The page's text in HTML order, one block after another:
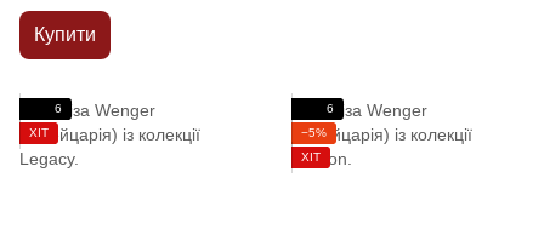
Купити
6
ХІТ
6
−5%
ХІТ